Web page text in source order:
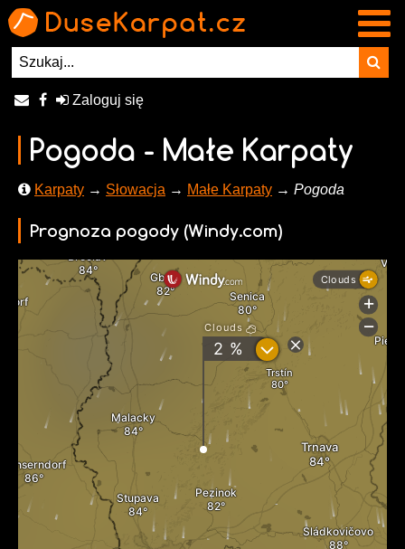
Zaloguj się
Pogoda - Małe Karpaty
Karpaty → Słowacja → Małe Karpaty → Pogoda
Prognoza pogody (Windy.com)